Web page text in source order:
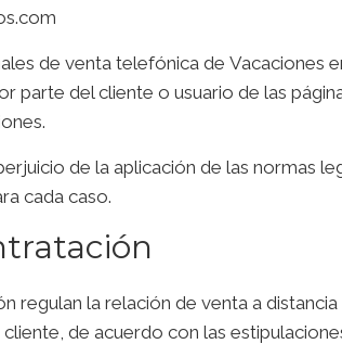
de venta telefónica de Vacaciones
parte del cliente o usuario de las
de la aplicación de las normas
cada caso.
regulan la relación de venta a distancia
cliente, de acuerdo con las